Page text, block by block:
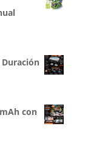
Duración
con